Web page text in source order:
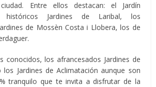
Entre ellos destacan: el Jardín
históricos Jardines de Laribal, los
de Mossèn Costa i Llobera, los de
conocidos, los afrancesados Jardines de
los Jardines de Aclimatación aunque son
tranquilo que te invita a disfrutar de la